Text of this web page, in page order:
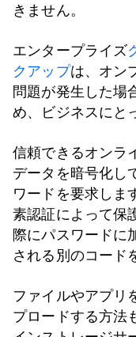
きません。
エンタープライズ
クアップは、オン
問題が発生した場
め、ビジネスにと
信頼できるオンラ
データを暗号化し
ワードを要求しま
素認証によって保
際にパスワードに
される別のコード
ファイルやアプリ
プロードする方法